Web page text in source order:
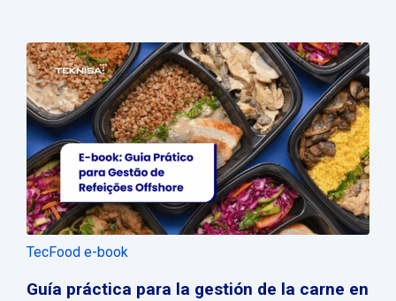
TecFood e-book
Guía práctica para la gestión de la carne en